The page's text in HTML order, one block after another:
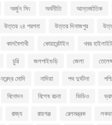
অর্জুন সিং অর্থনীতি আন্তর্জাতিক
উত্তর ২৪ পরগনা উত্তর দিনাজপুর
কালবৈশাখী কোয়ারেন্টাইন খবর
চুরি জলপাইগুড়ি জেলা
নরেন্দ্র মোদি নাদিয়া পথ দুর্ঘটনা
বিনোদন বিশেষ রচনা ভিডিও
রাজ্য রায়গঞ্জ রেলমন্ত্রক